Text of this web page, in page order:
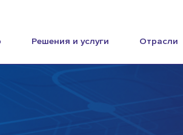
Решения и услуги Отрасли